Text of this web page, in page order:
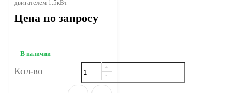
двигателем 1.5кВт
Цена по запросу
В наличии
Кол-во